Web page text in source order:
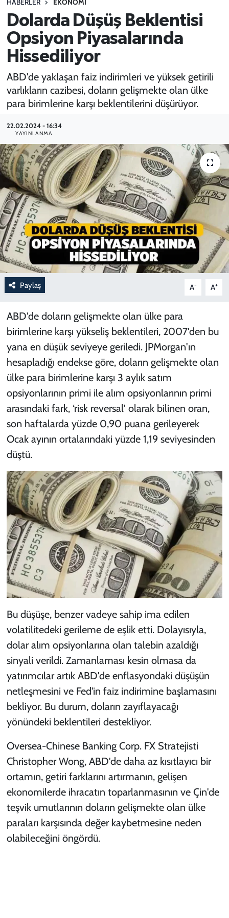
HABERLER EKONOMI
Dolarda Düşüş Beklentisi
Opsiyon Piyasalarında
Hissediliyor
ABD'de yaklaşan faiz indirimleri ve yüksek getirili
varlıkların cazibesi, doların gelişmekte olan ülke
para birimlerine karşı beklentilerini düşürüyor.
22.02.2024 - 16:34
YAYINLANMA
Paylaş A- A+
ABD'de doların gelişmekte olan ülke para
birimlerine karşı yükseliş beklentileri, 2007'den bu
yana en düşük seviyeye geriledi. JPMorgan'ın
hesapladığı endekse göre, doların gelişmekte olan
ülke para birimlerine karşı 3 aylık satım
opsiyonlarının primi ile alım opsiyonlarının primi
arasındaki fark, ‘risk reversal’ olarak bilinen oran,
son haftalarda yüzde 0,90 puana gerileyerek
Ocak ayının ortalarındaki yüzde 1,19 seviyesinden
düştü.
Bu düşüşe, benzer vadeye sahip ima edilen
volatilitedeki gerileme de eşlik etti. Dolayısıyla,
dolar alım opsiyonlarına olan talebin azaldığı
sinyali verildi. Zamanlaması kesin olmasa da
yatırımcılar artık ABD'de enflasyondaki düşüşün
netleşmesini ve Fed'in faiz indirimine başlamasını
bekliyor. Bu durum, doların zayıflayacağı
yönündeki beklentileri destekliyor.
Oversea-Chinese Banking Corp. FX Stratejisti
Christopher Wong, ABD'de daha az kısıtlayıcı bir
ortamın, getiri farklarını artırmanın, gelişen
ekonomilerde ihracatın toparlanmasının ve Çin'de
teşvik umutlarının doların gelişmekte olan ülke
paraları karşısında değer kaybetmesine neden
olabileceğini öngördü.
SPOR
TEKNOLOJİ
YAŞAM